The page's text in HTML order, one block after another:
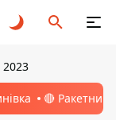
2023
🔴 Ракетний